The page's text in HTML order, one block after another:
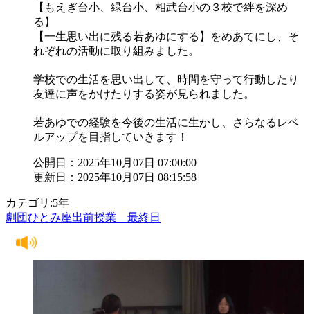
【もえぎ台小、緑台小、相武台小の３校で絆を深め
る】
【一生思い出に残る若あゆにする】をめあてにし、そ
れぞれの活動に取り組みました。
学校での生活を思い出して、時間を守って行動したり
友達に声をかけたりする姿が見られました。
若あゆでの経験を今後の生活に生かし、さらなるレベ
ルアップを目指していきます！
公開日：2025年10月07日 07:00:00
更新日：2025年10月07日 08:15:58
カテゴリ:5年
劇団ひとみ座出前授業 最終日